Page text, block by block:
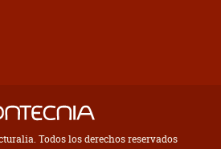
Todos los derechos reservados